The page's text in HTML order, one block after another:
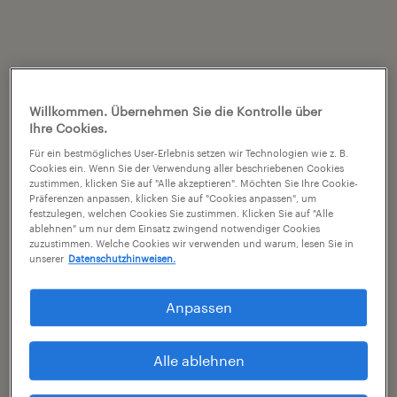
Willkommen. Übernehmen Sie die Kontrolle über
Ihre Cookies.
Für ein bestmögliches User-Erlebnis setzen wir Technologien wie z. B.
Cookies ein. Wenn Sie der Verwendung aller beschriebenen Cookies
zustimmen, klicken Sie auf "Alle akzeptieren". Möchten Sie Ihre Cookie-
Präferenzen anpassen, klicken Sie auf "Cookies anpassen", um
festzulegen, welchen Cookies Sie zustimmen. Klicken Sie auf "Alle
ablehnen" um nur dem Einsatz zwingend notwendiger Cookies
zuzustimmen. Welche Cookies wir verwenden und warum, lesen Sie in
unserer Datenschutzhinweisen.
Anpassen
Alle ablehnen